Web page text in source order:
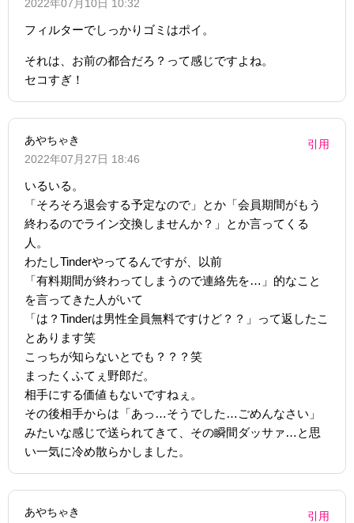
2022年07月10日 10:32
フィルターでしっかりゴミはポイ。
それは、お前の都合だろ？って感じですよね。
セコすぎ！
あやちゃき
2022年07月27日 18:46
引用
いるいる。
「そろそろ退会する予定なので」とか「会員期間がもう
終わるのでライン交換しませんか？」とか言ってくる
人。
わたしTinderやってるんですが、以前
「有料期間が終わってしまうので連絡先を…」的なこと
を言ってきた人がいて
「は？Tinderは男性全員無料ですけど？？」って返したこ
とあります笑
こっちが知らないとでも？？？笑
まったくふてぇ野郎だ。
相手にする価値もないですねぇ。
その後相手からは「あっ…そうでした…ごめんなさい」
みたいな感じで送られてきて、その瞬間ダッサァ…と思
い一気に冷め散らかしました。
あやちゃき
引用